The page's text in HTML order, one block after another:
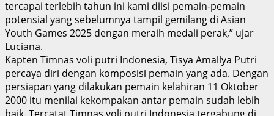
tercapai terlebih tahun ini kami diisi pemain-pemain
potensial yang sebelumnya tampil gemilang di Asian
Youth Games 2025 dengan meraih medali perak,” ujar
Luciana.
Kapten Timnas voli putri Indonesia, Tisya Amallya Putri
percaya diri dengan komposisi pemain yang ada. Dengan
persiapan yang dilakukan pemain kelahiran 11 Oktober
2000 itu menilai kekompakan antar pemain sudah lebih